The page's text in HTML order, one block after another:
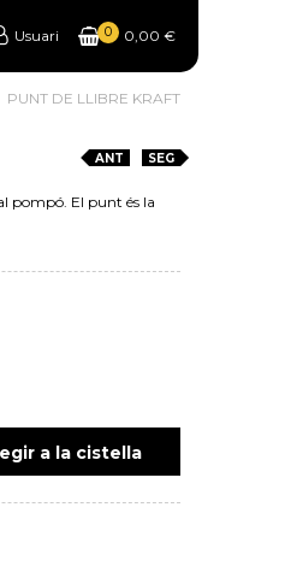
Usuari 0 0,00 €
PUNT DE LLIBRE KRAFT
ANT SEG
pompó. El punt és la
a la cistella